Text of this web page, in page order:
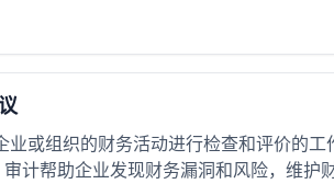
或组织的财务活动进行检查和评价的
计帮助企业发现财务漏洞和风险，维护